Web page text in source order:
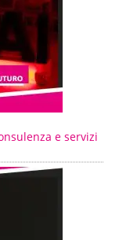
e servizi